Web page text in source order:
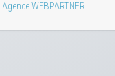
Agence WEBPARTNER